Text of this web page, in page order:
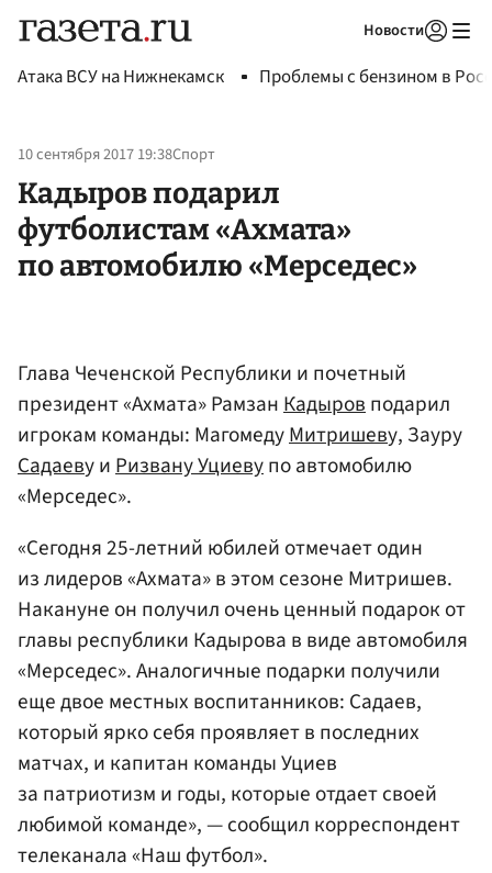
Новости
Атака ВСУ на Нижнекамск Проблемы с бензином в
10 сентября 2017 19:38Спорт
Кадыров подарил
футболистам «Ахмата»
по автомобилю «Мерседес»
Глава Чеченской Республики и почетный
президент «Ахмата» РамзанКадыровподарил
игрокам команды: МагомедуМитришеву, Зауру
Садаеву иРизвану Уциевупо автомобилю
«Мерседес».
«Сегодня 25-летний юбилей отмечает один
из лидеров «Ахмата» в этом сезоне Митришев.
Накануне он получил очень ценный подарок от
главы республики Кадырова в виде автомобиля
«Мерседес». Аналогичные подарки получили
еще двое местных воспитанников: Садаев,
который ярко себя проявляет в последних
матчах, и капитан команды Уциев
за патриотизм и годы, которые отдает своей
любимой команде», — сообщил корреспондент
телеканала «Наш футбол».